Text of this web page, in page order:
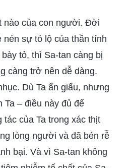
nào của con người. Đời
sự tỏ lộ của thần tính
tỏ, thì Sa-tan càng bị
càng trở nên dễ dàng.
Dù Ta ẩn giấu, nhưng
– điều này đủ để
của Ta trong xác thịt
lòng người và đã bén rễ
bại. Và vì Sa-tan không